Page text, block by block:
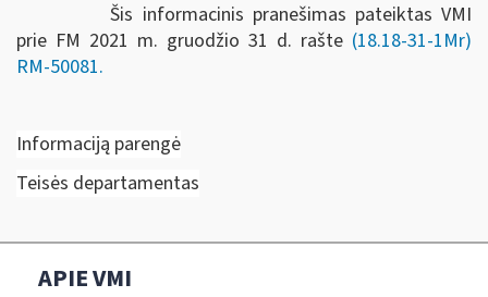
Šis informacinis pranešimas pateiktas VMI
prie FM 2021 m. gruodžio 31 d. rašte (18.18-31-1Mr)
RM-50081.
Informaciją parengė
Teisės departamentas
APIE VMI